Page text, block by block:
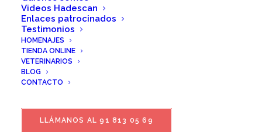
Videos Hadescan
Enlaces patrocinados
Testimonios
HOMENAJES
TIENDA ONLINE
VETERINARIOS
BLOG
CONTACTO
LLÁMANOS AL 91 813 05 69